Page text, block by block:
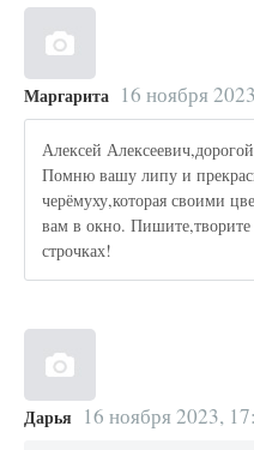
Маргарита 16 ноября
Алексей
Помню вашу липу и
черёмуху,которая своими
вам в окно.
строчках!
Дарья 16 ноября 2023,